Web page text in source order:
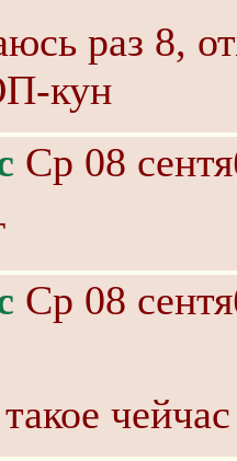
раз 8,
кун
Ср 08
Ср 08
чейчас